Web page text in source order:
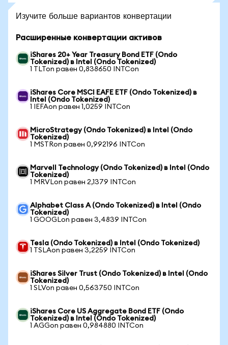
Изучите больше вариантов конвертации
Расширенные конвертации активов
iShares 20+ Year Treasury Bond ETF (Ondo
Tokenized) в Intel (Ondo Tokenized)
1 TLTon равен 0,838650 INTCon
iShares Core MSCI EAFE ETF (Ondo Tokenized) в
Intel (Ondo Tokenized)
1 IEFAon равен 1,0259 INTCon
MicroStrategy (Ondo Tokenized) в Intel (Ondo
Tokenized)
1 MSTRon равен 0,992196 INTCon
Marvell Technology (Ondo Tokenized) в Intel (Ondo
Tokenized)
1 MRVLon равен 2,1379 INTCon
Alphabet Class A (Ondo Tokenized) в Intel (Ondo
Tokenized)
1 GOOGLon равен 3,4839 INTCon
Tesla (Ondo Tokenized) в Intel (Ondo Tokenized)
1 TSLAon равен 3,2259 INTCon
iShares Silver Trust (Ondo Tokenized) в Intel (Ondo
Tokenized)
1 SLVon равен 0,563750 INTCon
iShares Core US Aggregate Bond ETF (Ondo
Tokenized) в Intel (Ondo Tokenized)
1 AGGon равен 0,984880 INTCon